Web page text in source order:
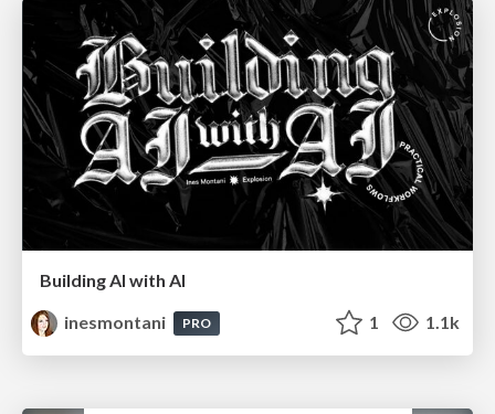
Building AI with AI
inesmontani
PRO 1 1.1k